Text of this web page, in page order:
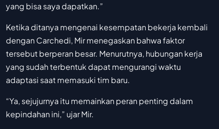
yang bisa saya dapatkan.”
Ketika ditanya mengenai kesempatan bekerja kembali
dengan Carchedi, Mir menegaskan bahwa faktor
tersebut berperan besar. Menurutnya, hubungan kerja
yang sudah terbentuk dapat mengurangi waktu
adaptasi saat memasuki tim baru.
“Ya, sejujurnya itu memainkan peran penting dalam
kepindahan ini,” ujar Mir.